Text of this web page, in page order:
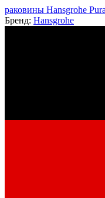
раковины Hansgrohe
Бренд: Hansgrohe